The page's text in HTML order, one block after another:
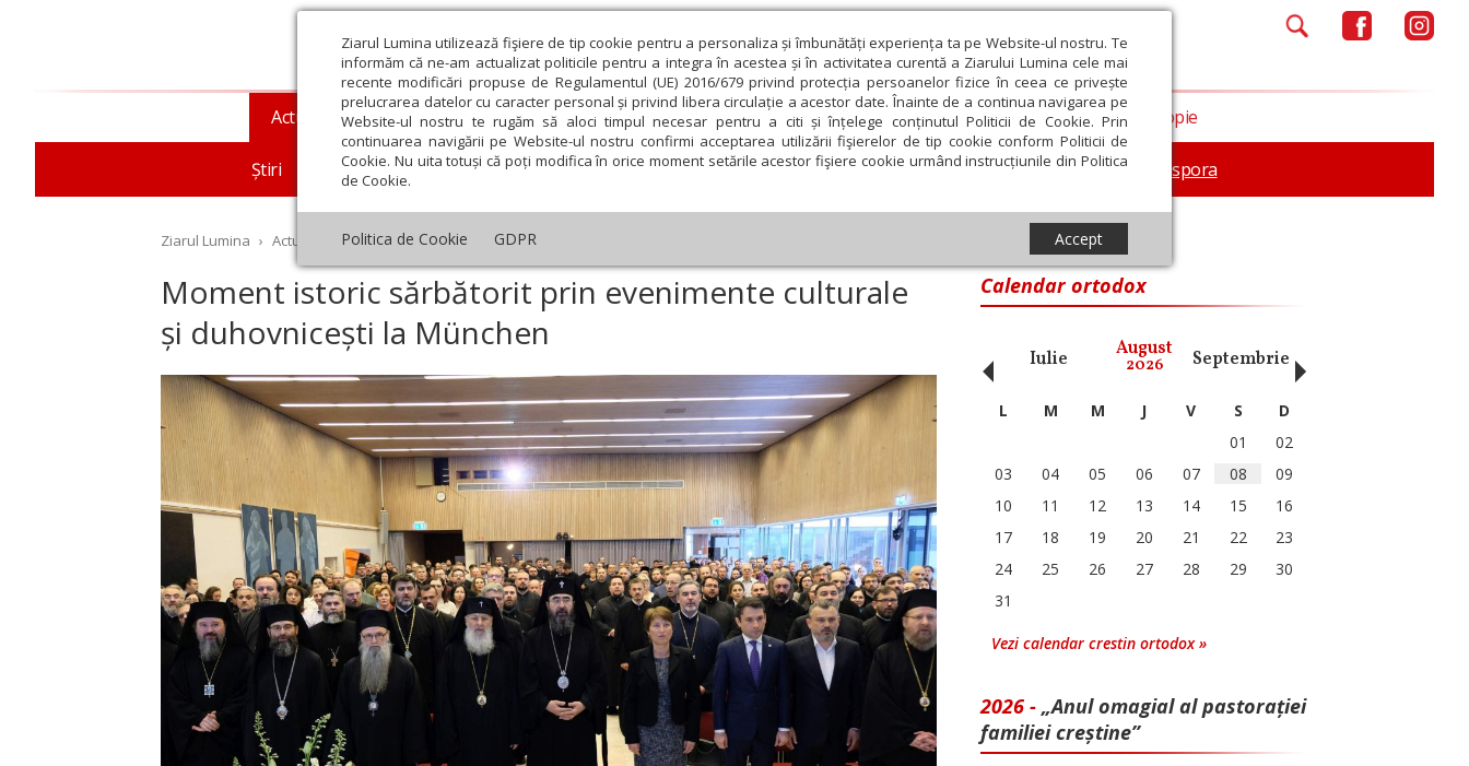
Ziarul Lumina utilizează fişiere de tip cookie pentru a personaliza și îmbunătăți experiența ta pe Website-ul nostru. Te
informăm că ne-am actualizat politicile pentru a integra în acestea și în activitatea curentă a Ziarului Lumina cele mai
recente modificări propuse de Regulamentul (UE) 2016/679 privind protecția persoanelor fizice în ceea ce privește
prelucrarea datelor cu caracter personal și privind libera circulație a acestor date. Înainte de a continua navigarea pe
Website-ul nostru te rugăm să aloci timpul necesar pentru a citi și înțelege conținutul Politicii de Cookie. Prin
continuarea navigării pe Website-ul nostru confirmi acceptarea utilizării fişierelor de tip cookie conform Politicii de
Cookie. Nu uita totuși că poți modifica în orice moment setările acestor fişiere cookie urmând instrucțiunile din Politica
de Cookie.
Politica de Cookie GDPR Accept
Actualitate religioasă
Știri Mesaje și cuvântări An omagial Comunicate de presă Documentar In memoriam Diaspora
Teologie și spiritualitate Educaţie și Cultură Societate Opinii Filantropie
Ziarul Lumina › Actualitate religioasă › Diaspora › Moment istoric sărbătorit prin evenimente culturale și duhovnicești la München
Moment istoric sărbătorit prin evenimente culturale
și duhovnicești la München
Calendar ortodox
Octombrie Decembrie Iulie August
2026 Septembrie Octombrie
‹ L M M J V S
D
01
02
03
04 05 06 07 08
09
10
11 12 13 14 15
16
17
18 19 20 21 22
23
24
25 26 27 28 29
30
31
Vezi calendar crestin ortodox »
2026 - „Anul omagial al pastorației
familiei creștine”